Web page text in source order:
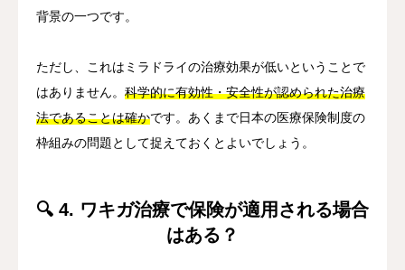
背景の一つです。
ただし、これはミラドライの治療効果が低いということで
はありません。 科学的に有効性・安全性が認められた治療
法であることは確かです。あくまで日本の医療保険制度の
枠組みの問題として捉えておくとよいでしょう。
🔍 4. ワキガ治療で保険が適用される場合
はある？